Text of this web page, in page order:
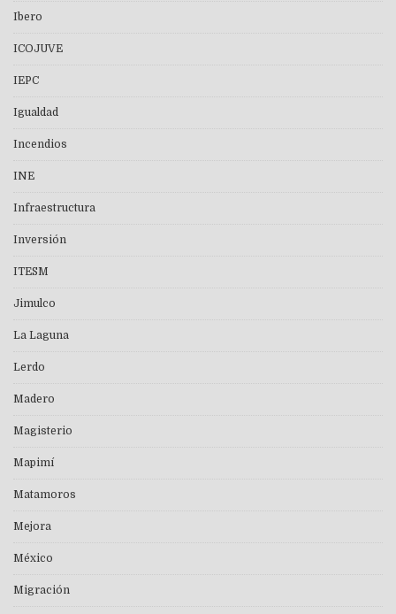
Ibero
ICOJUVE
IEPC
Igualdad
Incendios
INE
Infraestructura
Inversión
ITESM
Jimulco
La Laguna
Lerdo
Madero
Magisterio
Mapimí
Matamoros
Mejora
México
Migración